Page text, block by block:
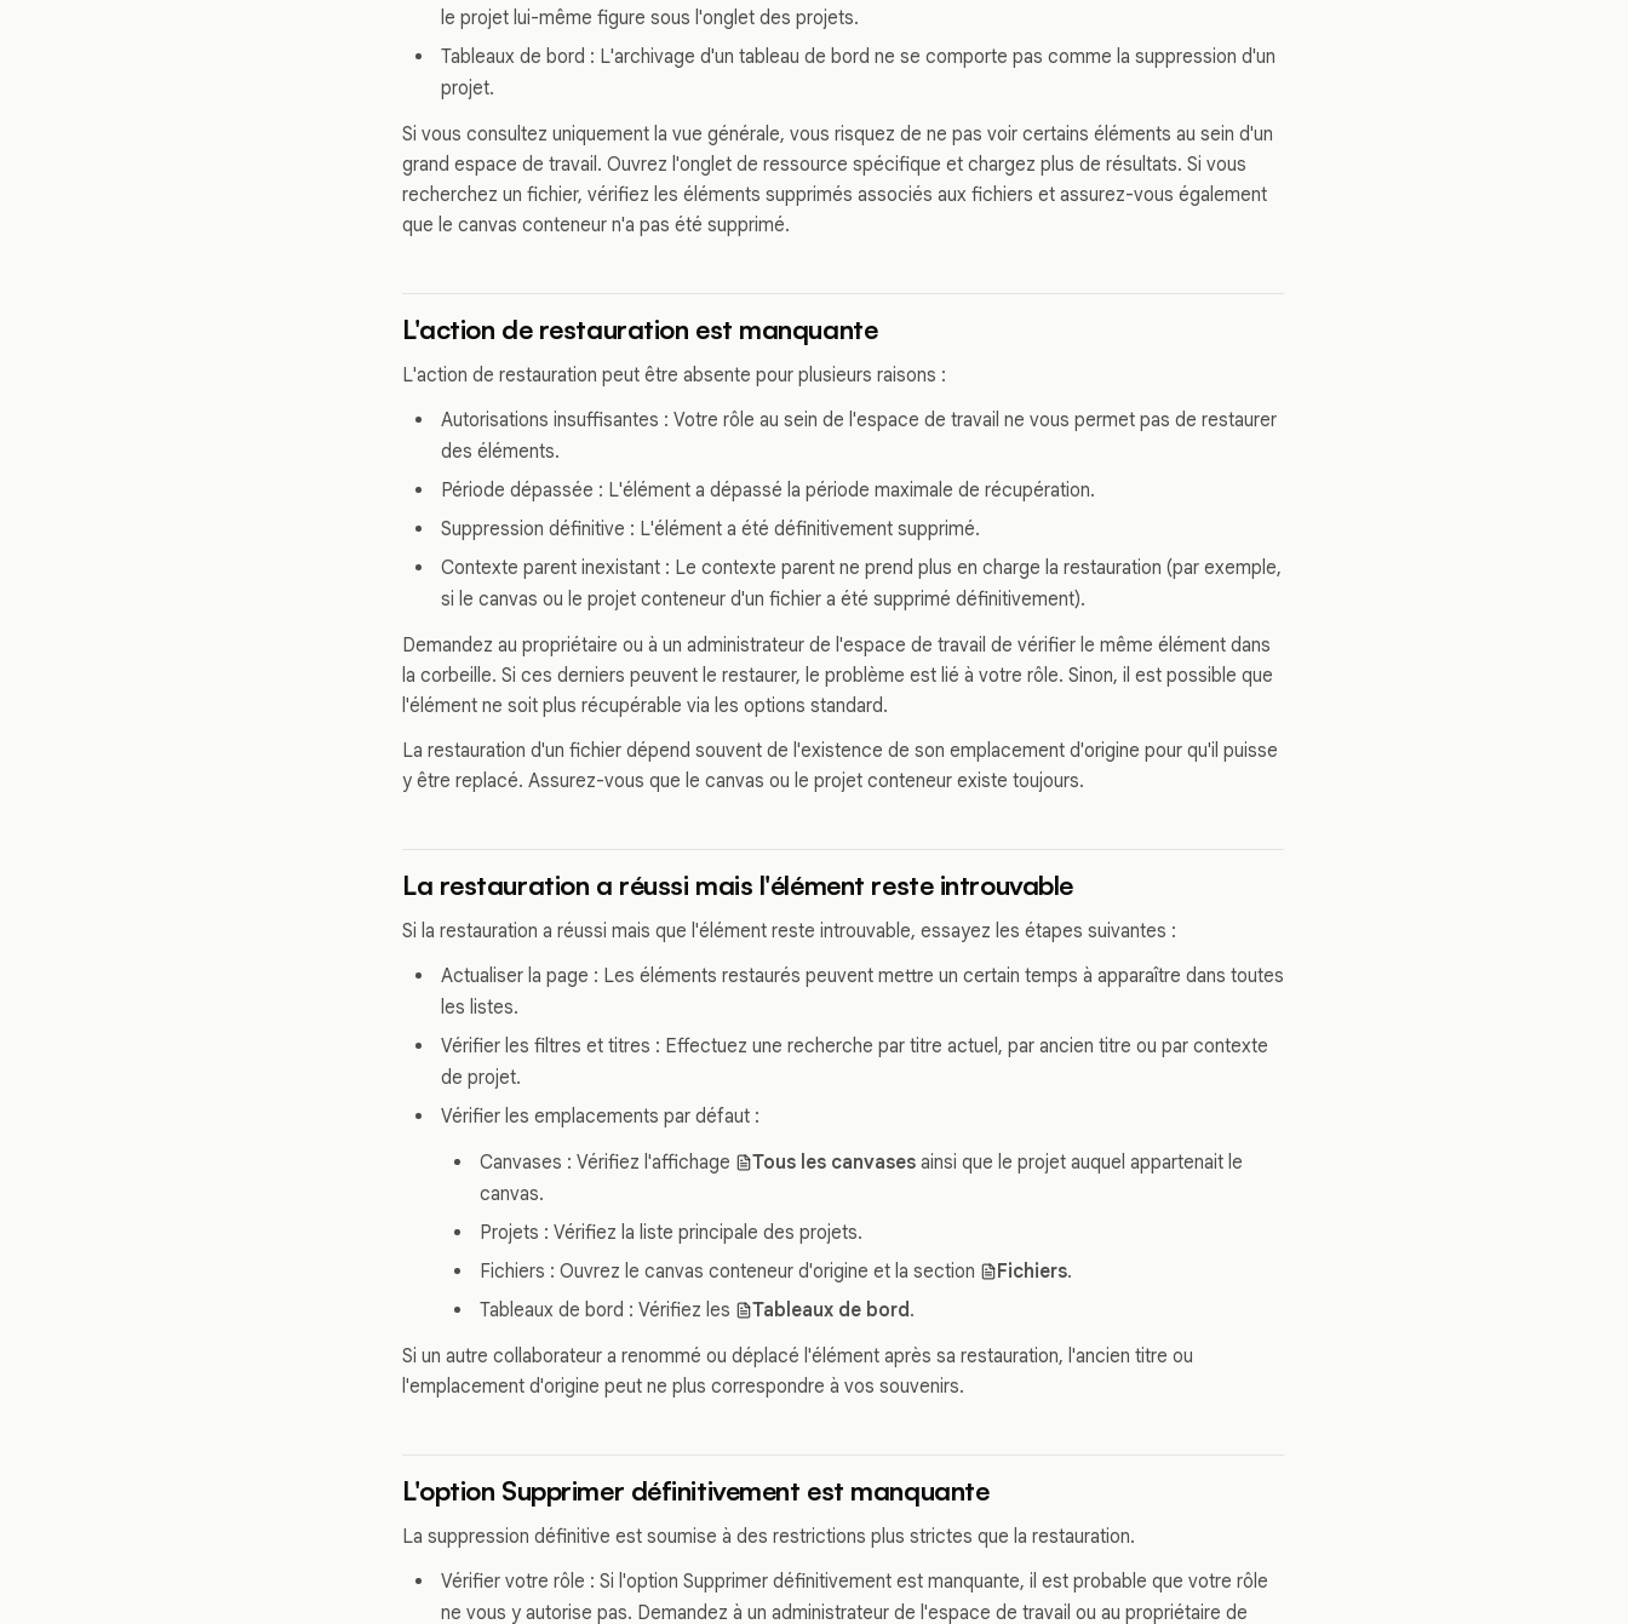
le projet lui-même figure sous l'onglet des projets.
Tableaux de bord : L'archivage d'un tableau de bord ne se comporte pas comme la suppression d'un
projet.
Si vous consultez uniquement la vue générale, vous risquez de ne pas voir certains éléments au sein d'un
grand espace de travail. Ouvrez l'onglet de ressource spécifique et chargez plus de résultats. Si vous
recherchez un fichier, vérifiez les éléments supprimés associés aux fichiers et assurez-vous également
que le canvas conteneur n'a pas été supprimé.
L'action de restauration est manquante
L'action de restauration peut être absente pour plusieurs raisons :
Autorisations insuffisantes : Votre rôle au sein de l'espace de travail ne vous permet pas de restaurer
des éléments.
Période dépassée : L'élément a dépassé la période maximale de récupération.
Suppression définitive : L'élément a été définitivement supprimé.
Contexte parent inexistant : Le contexte parent ne prend plus en charge la restauration (par exemple,
si le canvas ou le projet conteneur d'un fichier a été supprimé définitivement).
Demandez au propriétaire ou à un administrateur de l'espace de travail de vérifier le même élément dans
la corbeille. Si ces derniers peuvent le restaurer, le problème est lié à votre rôle. Sinon, il est possible que
l'élément ne soit plus récupérable via les options standard.
La restauration d'un fichier dépend souvent de l'existence de son emplacement d'origine pour qu'il puisse
y être replacé. Assurez-vous que le canvas ou le projet conteneur existe toujours.
La restauration a réussi mais l'élément reste introuvable
Si la restauration a réussi mais que l'élément reste introuvable, essayez les étapes suivantes :
Actualiser la page : Les éléments restaurés peuvent mettre un certain temps à apparaître dans toutes
les listes.
Vérifier les filtres et titres : Effectuez une recherche par titre actuel, par ancien titre ou par contexte
de projet.
Vérifier les emplacements par défaut :
Canvases : Vérifiez l'affichage
Tous les canvases ainsi que le projet auquel appartenait le
canvas.
Projets : Vérifiez la liste principale des projets.
Fichiers : Ouvrez le canvas conteneur d'origine et la section
Fichiers.
Tableaux de bord : Vérifiez les
Tableaux de bord.
Si un autre collaborateur a renommé ou déplacé l'élément après sa restauration, l'ancien titre ou
l'emplacement d'origine peut ne plus correspondre à vos souvenirs.
L'option Supprimer définitivement est manquante
La suppression définitive est soumise à des restrictions plus strictes que la restauration.
Vérifier votre rôle : Si l'option Supprimer définitivement est manquante, il est probable que votre rôle
ne vous y autorise pas. Demandez à un administrateur de l'espace de travail ou au propriétaire de